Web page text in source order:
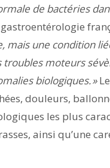
de bactéries
mais une condition
moteurs
biologiques. »
douleurs,
les plus
ainsi qu’une